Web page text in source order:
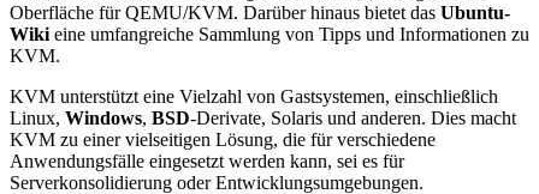
Oberfläche für QEMU/KVM. Darüber hinaus bietet das Ubuntu-
Wiki eine umfangreiche Sammlung von Tipps und Informationen zu
KVM.
KVM unterstützt eine Vielzahl von Gastsystemen, einschließlich
Linux, Windows, BSD-Derivate, Solaris und anderen. Dies macht
KVM zu einer vielseitigen Lösung, die für verschiedene
Anwendungsfälle eingesetzt werden kann, sei es für
Serverkonsolidierung oder Entwicklungsumgebungen.